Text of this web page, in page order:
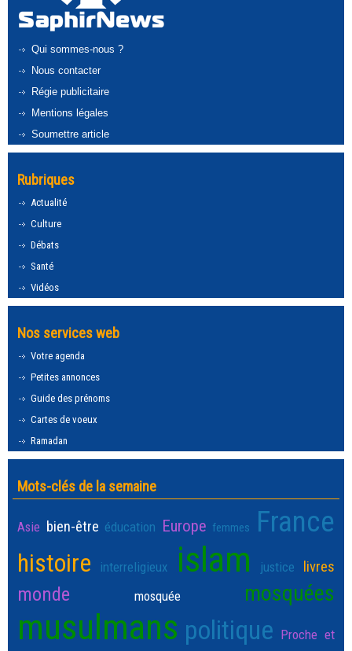
Qui sommes-nous ?
Nous contacter
Régie publicitaire
Mentions légales
Soumettre article
Rubriques
Actualité
Culture
Débats
Santé
Vidéos
Nos services web
Votre agenda
Petites annonces
Guide des prénoms
Cartes de voeux
Ramadan
Mots-clés de la semaine
Asie bien-être éducation Europe femmes France
histoire interreligieux islam justice livres
monde mosquée mosquées
musulmans politique Proche et